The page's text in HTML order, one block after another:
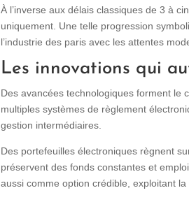
À l’inverse aux délais classiques de 3 à
uniquement. Une telle progression
l’industrie des paris avec les attentes
Les innovations qui
Des avancées technologiques forment le
multiples systèmes de règlement
gestion intermédiaires.
Des portefeuilles électroniques règnent
préservent des fonds constantes et
aussi comme option crédible, exploitant